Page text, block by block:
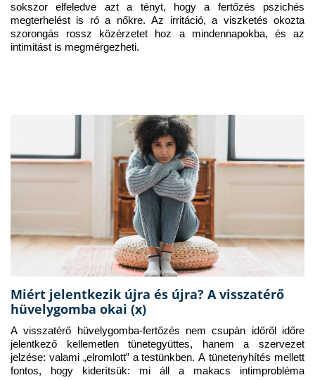
sokszor elfeledve azt a tényt, hogy a fertőzés pszichés
megterhelést is ró a nőkre. Az irritáció, a viszketés okozta
szorongás rossz közérzetet hoz a mindennapokba, és az
intimitást is megmérgezheti.
Miért jelentkezik újra és újra? A visszatérő
hüvelygomba okai (x)
A visszatérő hüvelygomba-fertőzés nem csupán időről időre
jelentkező kellemetlen tünetegyüttes, hanem a szervezet
jelzése: valami „elromlott” a testünkben. A tünetenyhítés mellett
fontos, hogy kiderítsük: mi áll a makacs intimprobléma